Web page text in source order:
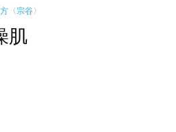
〈宗谷〉
肌